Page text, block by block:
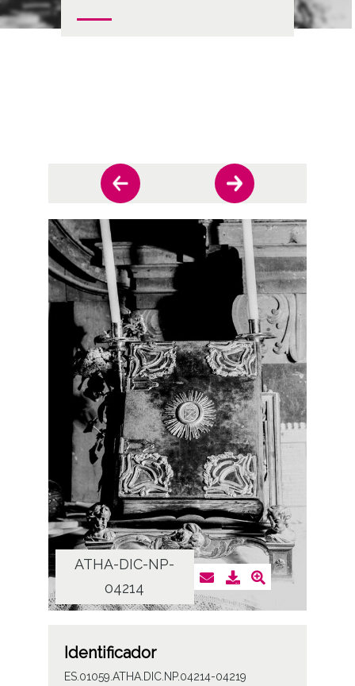
ATHA-DIC-NP-
04214
Identificador
ES.01059.ATHA.DIC.NP.04214-04219